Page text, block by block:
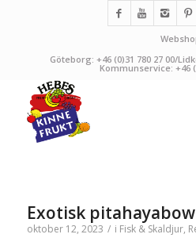
Göteborg: +46 (0)31 780 27 00/
Kommunservice: +46
Exotisk
oktober 12, 2023 / i Fisk & Skaldjur,